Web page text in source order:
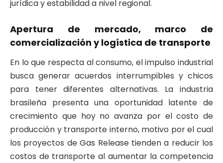
jurídica y estabilidad a nivel regional.
Apertura de mercado, marco de
comercialización y logística de transporte
En lo que respecta al consumo, el impulso industrial
busca generar acuerdos interrumpibles y chicos
para tener diferentes alternativas. La industria
brasileña presenta una oportunidad latente de
crecimiento que hoy no avanza por el costo de
producción y transporte interno, motivo por el cual
los proyectos de Gas Release tienden a reducir los
costos de transporte al aumentar la competencia